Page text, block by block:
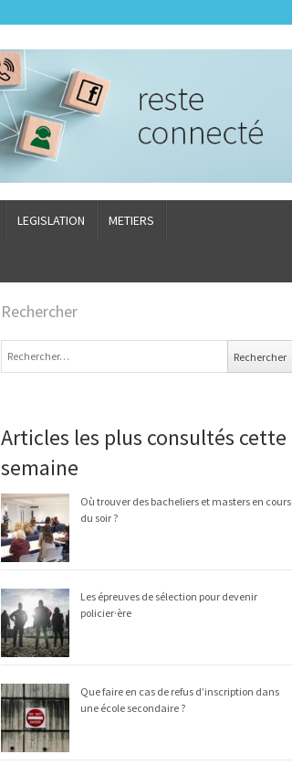
LEGISLATION METIERS
Rechercher
Articles les plus consultés cette
semaine
Où trouver des bacheliers et masters en cours
du soir ?
Les épreuves de sélection pour devenir
policier·ère
Que faire en cas de refus d’inscription dans
une école secondaire ?